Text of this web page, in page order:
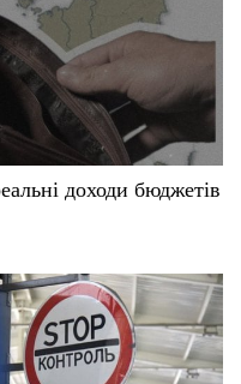
доходи бюджетів